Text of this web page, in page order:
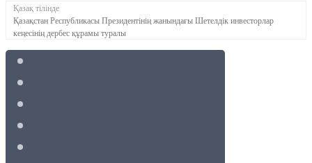
Қазақ тілінде
Қазақстан Республикасы Президентінің жанындағы Шетелдік инвесторлар
кеңесінің дербес құрамы туралы